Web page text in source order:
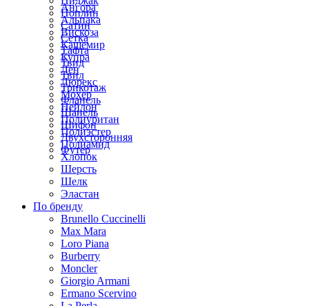
Поплин
Сатин
Сетка
Тафта
Твид
Твил
Трикотаж
Фланель
Шанель
Шифон
Двухсторонняя
Футер
Ангора
Альпака
Вискоза
Кашемир
Купра
Лен
Люрекс
Мохер
Нейлон
Полиуритан
Полиэстер
Полиамид
Хлопок
Шерсть
Шелк
Эластан
По бренду
Brunello Cuccinelli
Max Mara
Loro Piana
Burberry
Moncler
Giorgio Armani
Ermano Scervino